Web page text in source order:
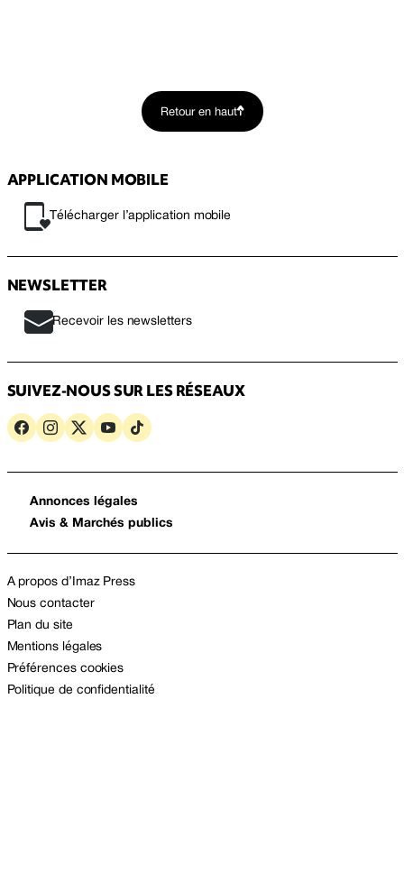
Retour en haut
APPLICATION MOBILE
Télécharger l’application mobile
NEWSLETTER
Recevoir les newsletters
SUIVEZ-NOUS SUR LES RÉSEAUX
Annonces légales
Avis & Marchés publics
A propos d’Imaz Press
Nous contacter
Plan du site
Mentions légales
Préférences cookies
Politique de confidentialité